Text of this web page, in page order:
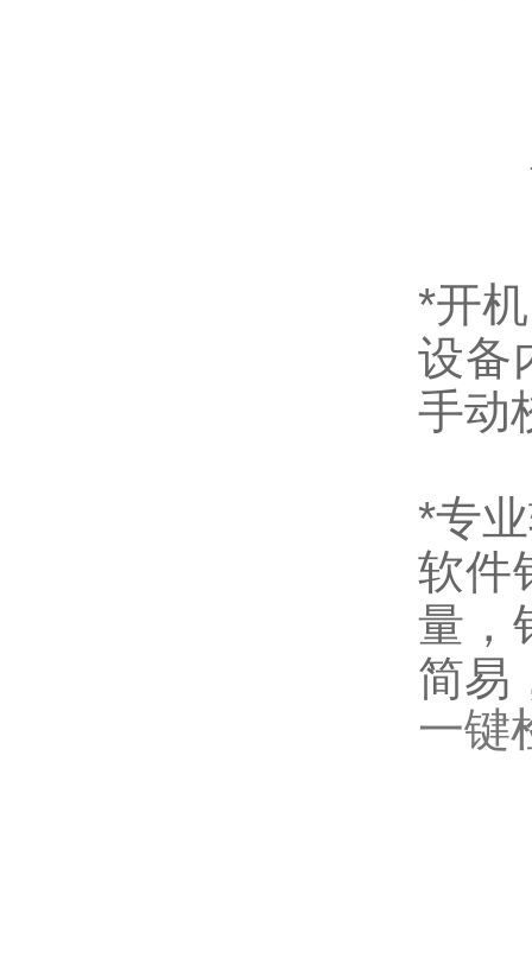
*开
设备
手动
*专
软件
量，
简易
一键